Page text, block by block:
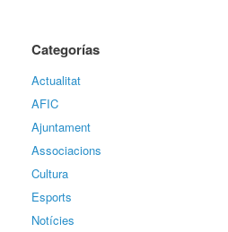
Categorías
Actualitat
AFIC
Ajuntament
Associacions
Cultura
Esports
Notícies